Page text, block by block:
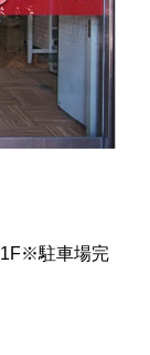
1F※駐車場完